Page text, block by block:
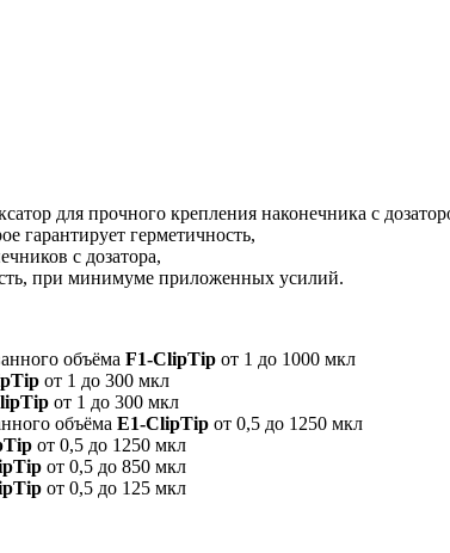
для прочного крепления наконечника с
гарантирует герметичность,
с дозатора,
при минимуме приложенных усилий.
объёма F1-ClipTip от 1 до 1000 мкл
от 1 до 300 мкл
от 1 до 300 мкл
объёма Е1-ClipTip от 0,5 до 1250 мкл
от 0,5 до 1250 мкл
от 0,5 до 850 мкл
от 0,5 до 125 мкл